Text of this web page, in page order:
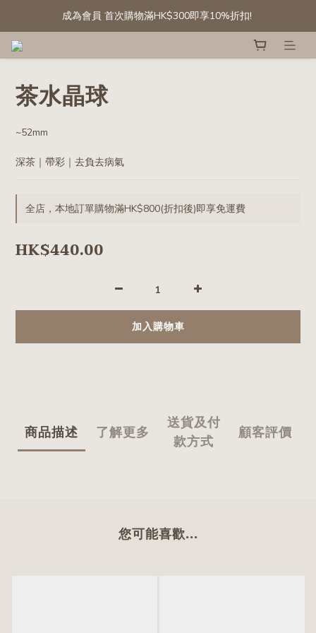
成為會員 首次購物滿HK$300即享10%折扣!
成為會員 首次購物滿HK$300即享10%折扣!
成為會員 首次購物滿HK$300即享10%折扣!
茶水晶球
~52mm
深茶｜帶彩｜去負去病氣
全店，本地訂單購物滿HK$800(折扣後)即享免運費
HK$440.00
加入購物車
商品描述 了解更多
送貨及付
款方式
顧客評價
您可能喜歡...